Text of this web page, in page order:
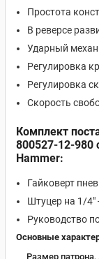
Простота
В реверсе
Ударный
Регулировка
Регулировка
Скорость
Комплект
800527-12-980
Hammer:
Гайковерт
Штуцер на 1/4"
Руководство
Основные
Размер